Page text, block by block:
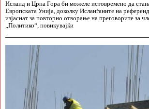
Исланд и Црна Гора би можеле истовремено да
Европската Унија, доколку Исланѓаните на
изјаснат за повторно отворање на преговорите за
„Политико“, повикувајќи